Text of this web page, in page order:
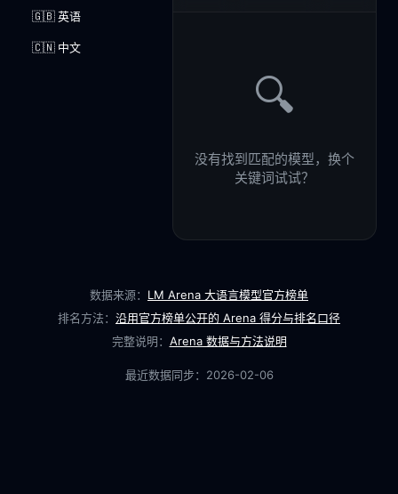
🇬🇧 英语
🇨🇳 中文
🔍
没有找到匹配的模型，换个
关键词试试？
数据来源： LM Arena 大语言模型官方榜单
排名方法： 沿用官方榜单公开的 Arena 得分与排名口径
完整说明： Arena 数据与方法说明
最近数据同步： 2026-02-06